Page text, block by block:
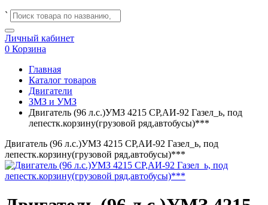
`
Личный кабинет
0 Корзина
Главная
Каталог товаров
Двигатели
ЗМЗ и УМЗ
Двигатель (96 л.с.)УМЗ 4215 СР,АИ-92 Газел_ь, под
лепестк.корзину(грузовой ряд,автобусы)***
Двигатель (96 л.с.)УМЗ 4215 СР,АИ-92 Газел_ь, под
лепестк.корзину(грузовой ряд,автобусы)***